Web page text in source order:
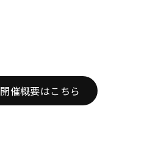
開催概要はこちら